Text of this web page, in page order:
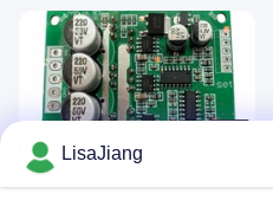
Conducteur de moteur BLDC sans
capteur 12V-36V DC trois pahses
LisaJiang